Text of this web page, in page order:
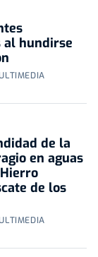
al hundirse
de la
en aguas
de los